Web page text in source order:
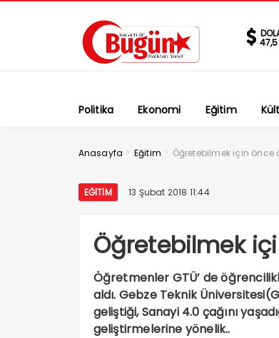
Politika Ekonomi Eğitim
Anasayfa > Eğitim > Öğretebilmek için
EĞITIM 13 Şubat 2018 11:44
Öğretebilmek
Öğretmenler GTÜ’ de
aldı. Gebze Teknik
geliştiği, Sanayi 4.0 çağını
geliştirmelerine yönelik..